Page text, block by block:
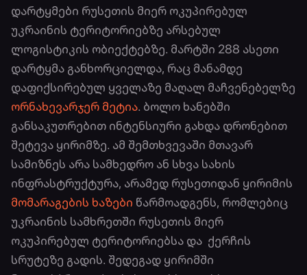
დარტყმები რუსეთის მიერ ოკუპირებულ
უკრაინის ტერიტორიებზე არსებულ
ლოგისტიკის ობიექტებზე. მარტში 288 ასეთი
დარტყმა განხორციელდა, რაც მანამდე
დაფიქსირებულ ყველაზე მაღალ მაჩვენებელზე
ორნახევარჯერ მეტია. ბოლო ხანებში
განსაკუთრებით ინტენსიური გახდა დრონებით
შეტევა ყირიმზე. ამ შემთხვევაში მთავარ
სამიზნეს არა სამხედრო ან სხვა სახის
ინფრასტრუქტურა, არამედ რუსეთიდან ყირიმის
მომარაგების ხაზები წარმოადგენს, რომლებიც
უკრაინის სამხრეთში რუსეთის მიერ
ოკუპირებულ ტერიტორიებსა და ქერჩის
სრუტეზე გადის. შედეგად ყირიმში